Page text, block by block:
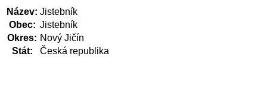
Název: Jistebník
Obec: Jistebník
Okres: Nový Jičín
Stát:
Česká republika